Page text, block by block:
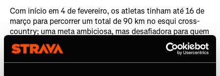
Com início em 4 de fevereiro, os atletas tinham até 16 de
março para percorrer um total de 90 km no esqui cross-
country; uma meta ambiciosa, mas desafiadora para quem
estava em uma viagem de esqui de uma semana, ou uma
ótima motivação de treinamento para os atletas que
tinham a sorte de morar perto das trilhas. O objetivo claro